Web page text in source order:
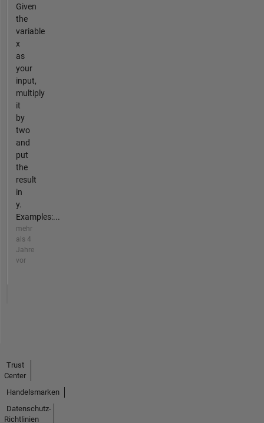
Given
the
variable
x
as
your
input,
multiply
it
by
two
and
put
the
result
in
y.
Examples:...
mehr
als 4
Jahre
vor
Trust
Center
Handelsmarken
Datenschutz-
Richtlinien